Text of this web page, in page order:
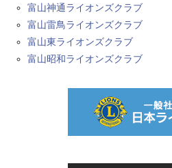
富山神通ライオンズクラブ
富山雷鳥ライオンズクラブ
富山東ライオンズクラブ
富山昭和ライオンズクラブ